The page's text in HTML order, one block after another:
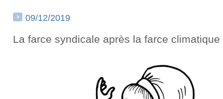
09/12/2019
La farce syndicale après la farce climatique